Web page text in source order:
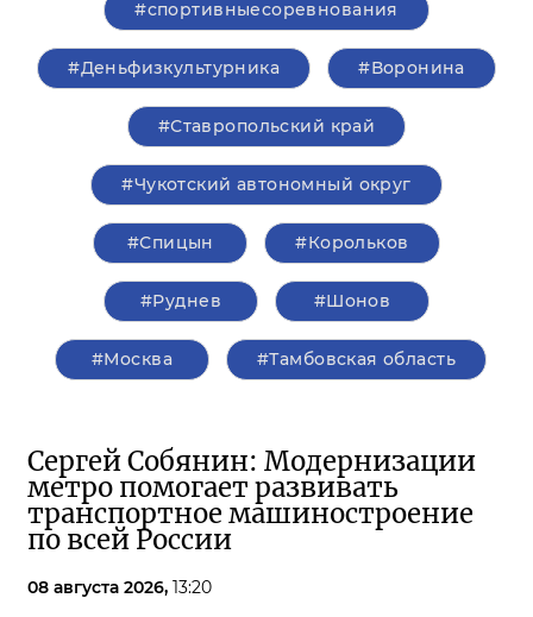
#спортивныесоревнования
#Деньфизкультурника #Воронина
#Ставропольский край
#Чукотский автономный округ
#Спицын #Корольков
#Руднев #Шонов
#Москва #Тамбовская область
Сергей Собянин: Модернизации
метро помогает развивать
транспортное машиностроение
по всей России
08 августа 2026, 13:20